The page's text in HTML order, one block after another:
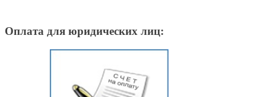
Оплата для юридических лиц: